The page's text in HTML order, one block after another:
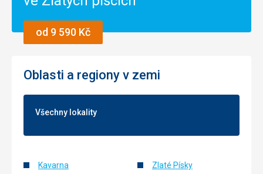
od 9 590 Kč
Oblasti a regiony v zemi
Všechny lokality
Kavarna
Zlaté Písky